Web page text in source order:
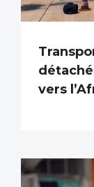
vers